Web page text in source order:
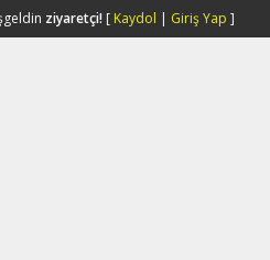
ziyaretçi! [ Kaydol | Giriş Yap ]